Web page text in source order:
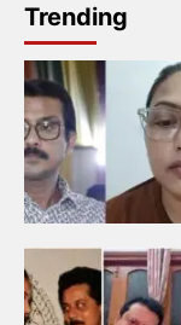
Trending